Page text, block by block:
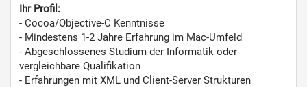
Ihr Profil:
- Cocoa/Objective-C Kenntnisse
- Mindestens 1-2 Jahre Erfahrung im Mac-Umfeld
- Abgeschlossenes Studium der Informatik oder
vergleichbare Qualifikation
- Erfahrungen mit XML und Client-Server Strukturen